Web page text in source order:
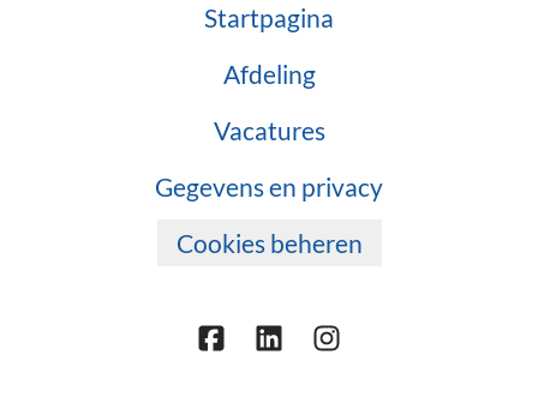
Startpagina
Afdeling
Vacatures
Gegevens en privacy
Cookies beheren